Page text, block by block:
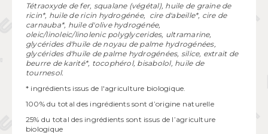
Tétraoxyde de fer, squalane (végétal), huile de graine de
ricin*, huile de ricin hydrogénée, cire d'abeille*, cire de
carnauba*, huile d'olive hydrogénée,
oleic/linoleic/linolenic polyglycerides, ultramarine,
glycérides d'huile de noyau de palme hydrogénées,
glycérides d'huile de palme hydrogénées, silice, extrait de
beurre de karité*, tocophérol, bisabolol, huile de
tournesol.
* ingrédients issus de l'agriculture biologique.
100% du total des ingrédients sont d’origine naturelle
25% du total des ingrédients sont issus de l’agriculture
biologique